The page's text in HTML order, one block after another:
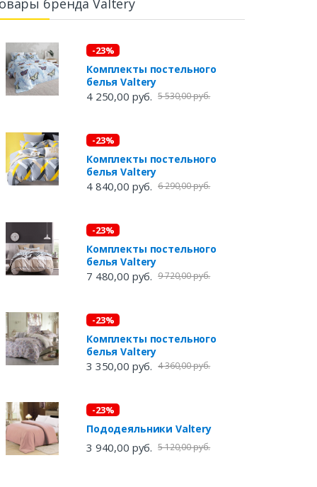
-23%
Комплекты постельного
белья Valtery
4 250,00 руб. 5 530,00 руб.
-23%
Комплекты постельного
белья Valtery
4 840,00 руб. 6 290,00 руб.
-23%
Комплекты постельного
белья Valtery
7 480,00 руб. 9 720,00 руб.
-23%
Комплекты постельного
белья Valtery
3 350,00 руб. 4 360,00 руб.
-23%
Пододеяльники Valtery
3 940,00 руб. 5 120,00 руб.